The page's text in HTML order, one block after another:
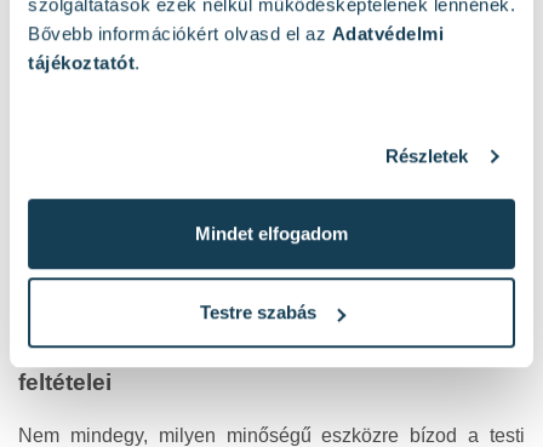
Bővebb információkért olvasd el az Adatvédelmi
tájékoztatót.
Részletek
Mindet elfogadom
Testre szabás
magasság érhető el anélkül, hogy a stabilitás csorbát
szenvedne.
Ha a maximális munkamagasság elérése a cél, a tagok
szerkezetet kapsz. Ez ideális homlokzati szigetelésekhez,
ereszcsatorna-tisztításhoz vagy magasabb tetőszerkezetek
eléréséhez.
A biztonságos magaslati munka technikai
feltételei
Nem mindegy, milyen minőségű eszközre bízod a testi